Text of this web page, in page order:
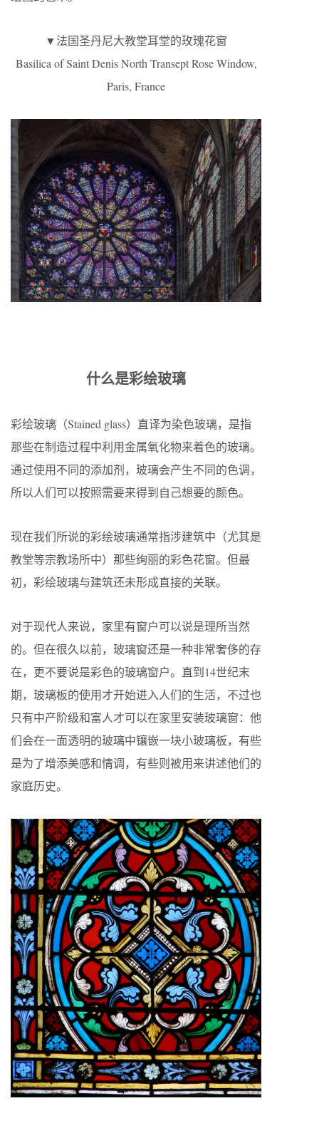
▼法国圣丹尼大教堂耳堂的玫瑰花窗
Basilica of Saint Denis North Transept Rose Window,
Paris, France
什么是彩绘玻璃
彩绘玻璃（Stained glass）直译为染色玻璃，是指
那些在制造过程中利用金属氧化物来着色的玻璃。
通过使用不同的添加剂，玻璃会产生不同的色调，
所以人们可以按照需要来得到自己想要的颜色。
现在我们所说的彩绘玻璃通常指涉建筑中（尤其是
教堂等宗教场所中）那些绚丽的彩色花窗。但最
初，彩绘玻璃与建筑还未形成直接的关联。
对于现代人来说，家里有窗户可以说是理所当然
的。但在很久以前，玻璃窗还是一种非常奢侈的存
在，更不要说是彩色的玻璃窗户。直到14世纪末
期，玻璃板的使用才开始进入人们的生活，不过也
只有中产阶级和富人才可以在家里安装玻璃窗：他
们会在一面透明的玻璃中镶嵌一块小玻璃板，有些
是为了增添美感和情调，有些则被用来讲述他们的
家庭历史。